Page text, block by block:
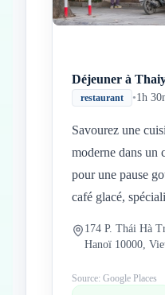
Déjeuner à
restaurant •1h
Savourez une
moderne dans un
pour une pause
café glacé,
174 P. Thái Hà
Hanoï 10000,
Source: Google Places